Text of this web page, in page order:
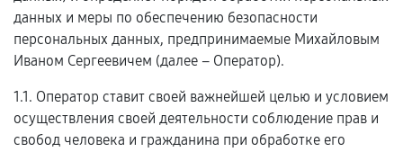
данных и меры по обеспечению безопасности
персональных данных, предпринимаемые Михайловым
Иваном Сергеевичем (далее – Оператор).
1.1. Оператор ставит своей важнейшей целью и условием
осуществления своей деятельности соблюдение прав и
свобод человека и гражданина при обработке его